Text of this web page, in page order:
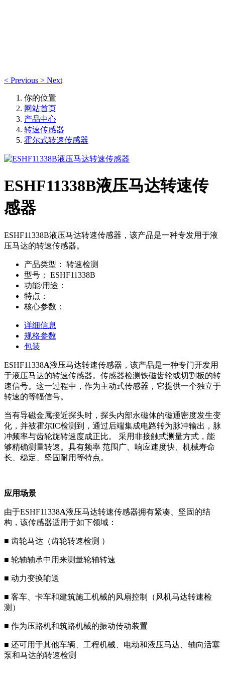
< Previous > Next
你的位置
网站首页
产品中心
转速传感器
霍尔式转速传感器
ESHF11338B液压马达转速传
感器
ESHF11338B液压马达转速传感器，该产品是一种专发用于液
压马达的转速传感器。
产品类型：
转速检测
型号：
ESHF11338B
功能/用途：
特点：
核心参数：
详细信息
规格参数
包装
ESHF11338A液压马达转速传感器，该产品是一种专门开发用
于液压马达的转速传感器。传感器检测铁磁齿轮或切割板的转
速信号。这一过程中，作为主动式传感器，它提供一个独立于
转速的等幅信号。
当有导磁金属接近探头时，探头内部永磁体的磁通密度发生变
化，并被霍尔IC检测到，通过后端集成电路转为脉冲输出，脉
冲频率与齿轮旋转速度成正比。 采用非接触式测量方式，能
够精确测量转速。具有频率 范围广、响应速度快、机械寿命
长、稳定、坚固耐用等特点。
应用场景
由于ESHF11338A液压马达转速传感器拥有紧凑、坚固的结
构，该传感器适用于如下领域：
■ 齿轮马达（齿轮转速检测 ）
■ 轮轴轴承中用来测量轮轴转速
■ 动力变换输送
■ 客车、卡车和建筑施工机械的风扇控制（风机马达转速检
测）
■ 作为压路机和筑路机械的振动传动装置
■ 还可用于其他车辆、工程机械、电动和液压马达、轴向活塞
泵和马达的转速检测